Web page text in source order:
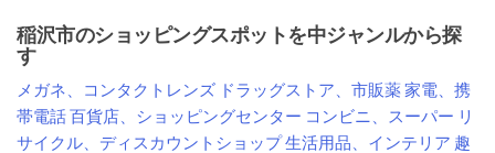
稲沢市のショッピングスポットを中ジャンルから探
す
メガネ、コンタクトレンズ ドラッグストア、市販薬家電、携
帯電話百貨店、ショッピングセンター コンビニ、スーパー リ
サイクル、ディスカウントショップ生活用品、インテリア 趣